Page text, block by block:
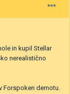
in kupil Stellar
nerealistično
Forspoken demotu.